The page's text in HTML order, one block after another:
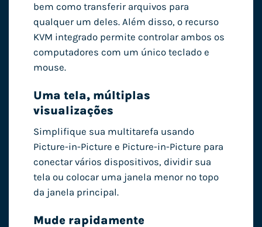
bem como transferir arquivos para
qualquer um deles. Além disso, o recurso
KVM integrado permite controlar ambos os
computadores com um único teclado e
mouse.
Uma tela, múltiplas
visualizações
Simplifique sua multitarefa usando
Picture-in-Picture e Picture-in-Picture para
conectar vários dispositivos, dividir sua
tela ou colocar uma janela menor no topo
da janela principal.
Mude rapidamente